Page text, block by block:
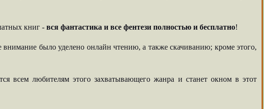
книг - вся фантастика и все фентези полностью и бесплатно!
было уделено онлайн чтению, а также скачиванию; кроме этого,
всем любителям этого захватывающего жанра и станет окном в этот